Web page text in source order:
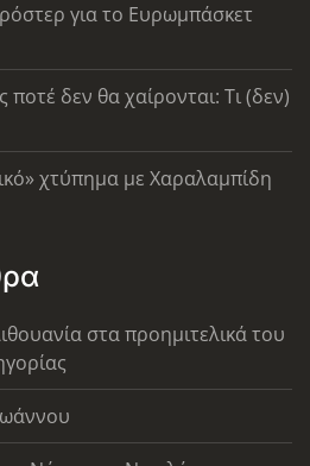
για το Ευρωμπάσκετ
δεν θα χαίρονται: Τι (δεν)
χτύπημα με Χαραλαμπίδη
στα προημιτελικά του